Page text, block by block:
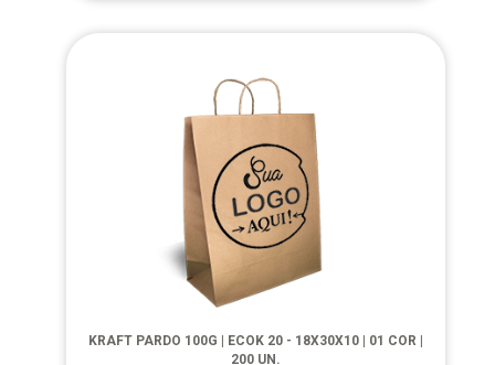
KRAFT PARDO 100G | ECOK 20 - 18X30X10 | 01 COR |
200 UN.